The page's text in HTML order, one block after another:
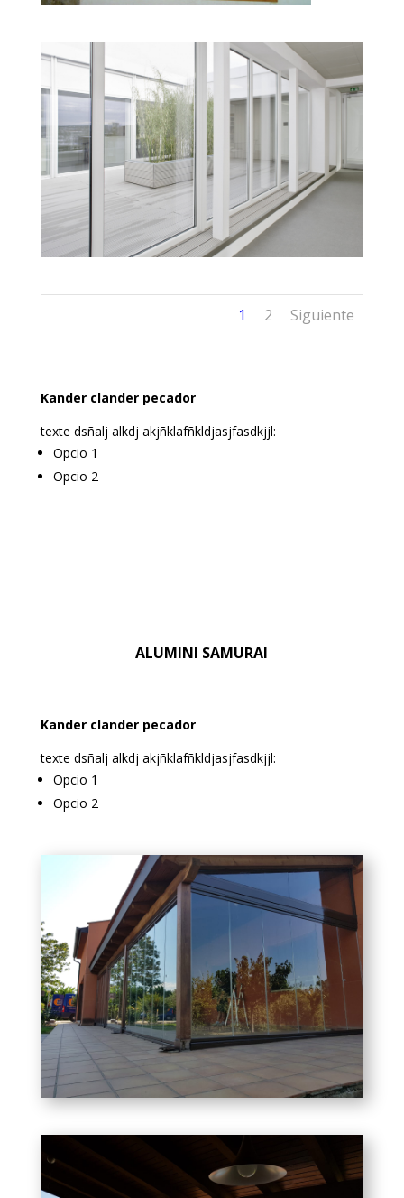
1 2 Siguiente
Kander clander pecador
texte dsñalj alkdj akjñklafñkldjasjfasdkjjl:
Opcio 1
Opcio 2
ALUMINI SAMURAI
Kander clander pecador
texte dsñalj alkdj akjñklafñkldjasjfasdkjjl:
Opcio 1
Opcio 2